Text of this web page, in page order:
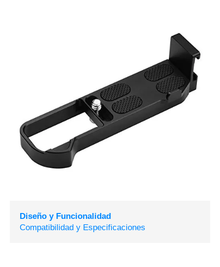
Diseño y Funcionalidad
Compatibilidad y Especificaciones